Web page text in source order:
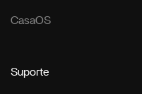
CasaOS
Suporte